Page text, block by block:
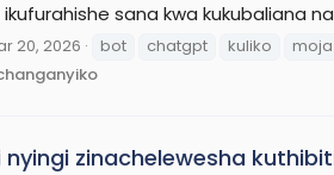
sana kwa kukubaliana
20, 2026 bot chatgpt kuliko moja
nyingi zinachelewesha